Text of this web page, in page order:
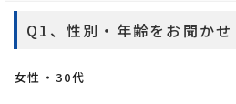
Q1、性別・年齢をお聞かせ
女性・30代